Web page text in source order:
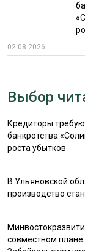
02.08.2026
Выбор
Кредиторы
банкротства
роста убытков
В Ульяновской
производство
совместном